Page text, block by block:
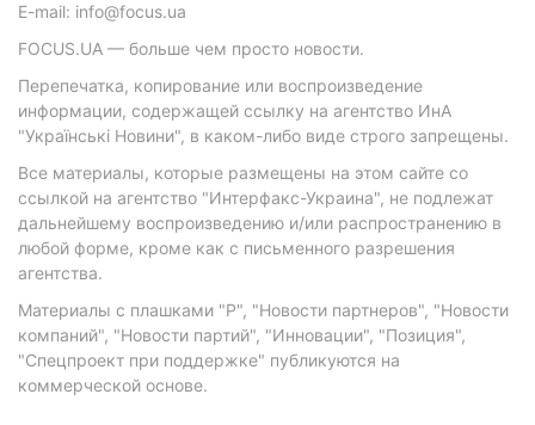
E-mail: info@focus.ua
FOCUS.UA — больше чем просто новости.
Перепечатка, копирование или воспроизведение
информации, содержащей ссылку на агентство ИнА
"Українські Новини", в каком-либо виде строго запрещены.
Все материалы, которые размещены на этом сайте со
ссылкой на агентство "Интерфакс-Украина", не подлежат
дальнейшему воспроизведению и/или распространению в
любой форме, кроме как с письменного разрешения
агентства.
Материалы с плашками "Р", "Новости партнеров", "Новости
компаний", "Новости партий", "Инновации", "Позиция",
"Спецпроект при поддержке" публикуются на
коммерческой основе.